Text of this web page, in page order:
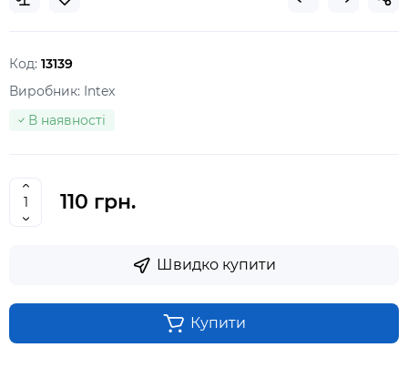
Код: 13139
Виробник: Intex
В наявності
110 грн.
Швидко купити
Купити